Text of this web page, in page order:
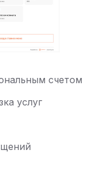
счетом
услуг